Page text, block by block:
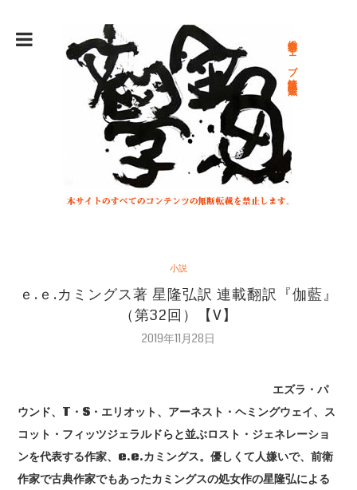
総合文学ウェブ情報誌 文学金魚
小説
ｅ.ｅ.カミングス著 星隆弘訳 連載翻訳『伽藍』
（第32回）【V】
2019年11月28日
エズラ・パ
ウンド、T・S・エリオット、アーネスト・ヘミングウェイ、ス
コット・フィッツジェラルドらと並ぶロスト・ジェネレーショ
ンを代表する作家、e.e.カミングス。優しくて人嫌いで、前衛
作家で古典作家でもあったカミングスの処女作の星隆弘による